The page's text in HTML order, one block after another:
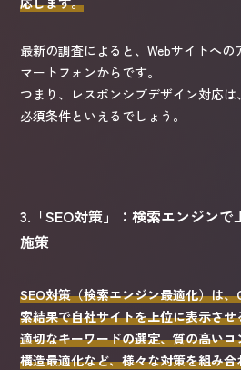
最新の調査によると、Webサイトへの
マートフォンからです。
つまり、レスポンシブデザイン対応は
必須条件といえるでしょう。
3.「SEO対策」：検索エンジン
施策
SEO対策（検索エンジン最適化）は
索結果で自社サイトを上位に表示さ
適切なキーワードの選定、質の高い
構造最適化など、様々な対策を組み合